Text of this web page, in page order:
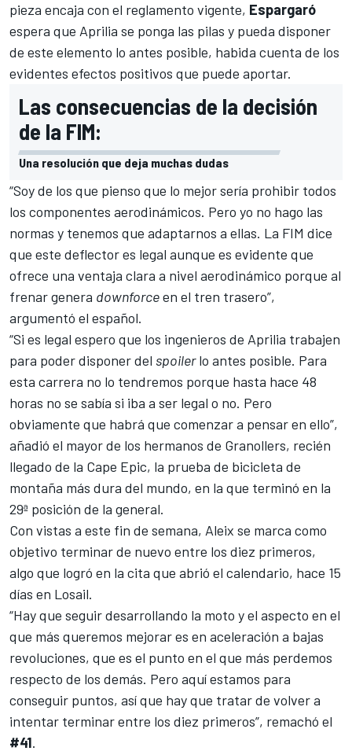
pieza encaja con el reglamento vigente, Espargaró
espera que Aprilia se ponga las pilas y pueda disponer
de este elemento lo antes posible, habida cuenta de los
evidentes efectos positivos que puede aportar.
Las consecuencias de la decisión
de la FIM:
Una resolución que deja muchas dudas
“Soy de los que pienso que lo mejor sería prohibir todos
los componentes aerodinámicos. Pero yo no hago las
normas y tenemos que adaptarnos a ellas. La FIM dice
que este deflector es legal aunque es evidente que
ofrece una ventaja clara a nivel aerodinámico porque al
frenar genera downforceen el tren trasero”,
argumentó el español.
“Si es legal espero que los ingenieros de Aprilia trabajen
para poder disponer del spoilerlo antes posible. Para
esta carrera no lo tendremos porque hasta hace 48
horas no se sabía si iba a ser legal o no. Pero
obviamente que habrá que comenzar a pensar en ello”,
añadió el mayor de los hermanos de Granollers, recién
llegado de la Cape Epic, la prueba de bicicleta de
montaña más dura del mundo, en la que terminó en la
29ª posición de la general.
Con vistas a este fin de semana, Aleix se marca como
objetivo terminar de nuevo entre los diez primeros,
algo que logró en la cita que abrió el calendario, hace 15
días en Losail.
“Hay que seguir desarrollando la moto y el aspecto en el
que más queremos mejorar es en aceleración a bajas
revoluciones, que es el punto en el que más perdemos
respecto de los demás. Pero aquí estamos para
conseguir puntos, así que hay que tratar de volver a
intentar terminar entre los diez primeros”, remachó el
#41.